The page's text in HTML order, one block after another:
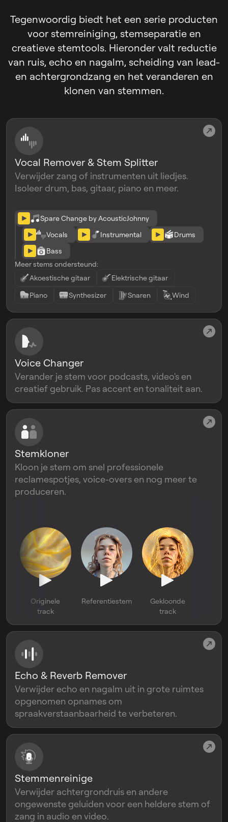
Tegenwoordig biedt het een serie producten
voor stemreiniging, stemseparatie en
creatieve stemtools. Hieronder valt reductie
van ruis, echo en nagalm, scheiding van lead-
en achtergrondzang en het veranderen en
klonen van stemmen.
Vocal Remover & Stem Splitter
Verwijder zang of instrumenten uit liedjes.
Isoleer drum, bas, gitaar, piano en meer.
Spare Change by AcousticJohnny
Vocals
Instrumental
Drums
Bass
Meer stems ondersteund:
Akoestische gitaar
Elektrische gitaar
Piano
Synthesizer Snaren Wind
Stemmenreinige
Verwijder achtergrondruis en andere
ongewenste geluiden voor een heldere stem of
zang in audio en video.
Voice Changer
Verander je stem voor podcasts, video's en
creatief gebruik. Pas accent en tonaliteit aan.
Stemkloner
Kloon je stem om snel professionele
reclamespotjes, voice-overs en nog meer te
produceren.
Originele
track
Referentiestem
Gekloonde
track
Echo & Reverb Remover
Verwijder echo en nagalm uit in grote ruimtes
opgenomen opnames om
spraakverstaanbaarheid te verbeteren.